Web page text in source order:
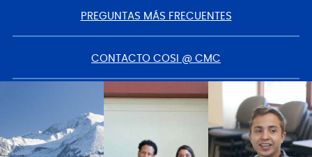
PREGUNTAS MÁS FRECUENTES
CONTACTO COSI @ CMC